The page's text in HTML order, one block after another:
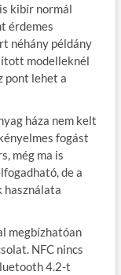
kibír normál
érdemes
néhány példány
modelleknél
pont lehet a
háza nem kelt
fogást
még ma is
de a
használata
megbízhatóan
NFC nincs
4.2-t